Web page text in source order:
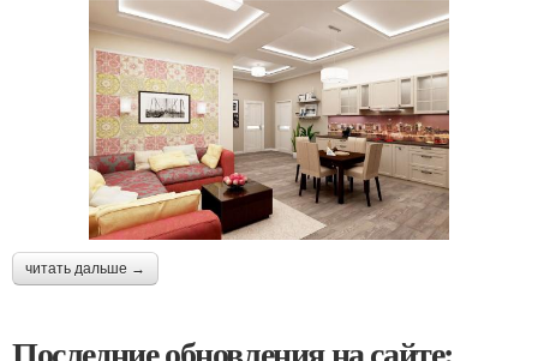
читать дальше →